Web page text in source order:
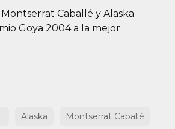
Caballé y Alaska
Goya 2004 a la mejor
Alaska Montserrat Caballé